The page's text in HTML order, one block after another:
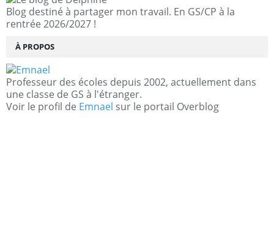
Blog destiné à partager mon travail. En GS/CP à la
rentrée 2026/2027 !
À PROPOS
Professeur des écoles depuis 2002, actuellement dans
une classe de GS à l'étranger.
Voir le profil de Emnael sur le portail Overblog